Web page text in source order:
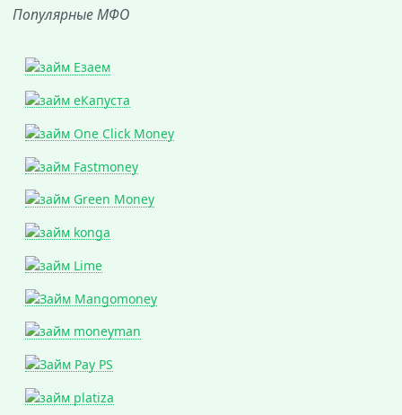
Популярные МФО